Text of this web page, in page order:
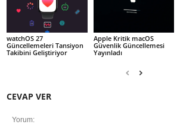
watchOS 27
Güncellemeleri Tansiyon
Takibini Geliştiriyor
Apple Kritik macOS
Güvenlik Güncellemesi
Yayınladı
CEVAP VER